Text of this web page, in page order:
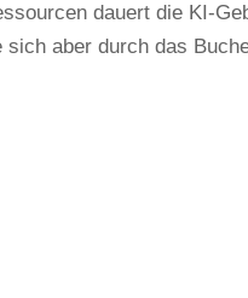
dauert die KI-
aber durch das